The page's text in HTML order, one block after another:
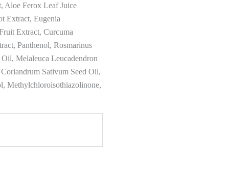
Aloe Ferox Leaf Juice
Extract, Eugenia
Extract, Curcuma
Panthenol, Rosmarinus
Melaleuca Leucadendron
Sativum Seed Oil,
Methylchloroisothiazolinone,